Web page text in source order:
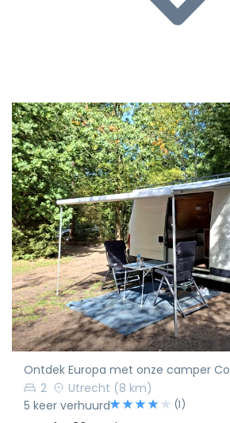
Ontdek Europa met onze camper
2
Utrecht (8 km)
5 keer verhuurd
(1)